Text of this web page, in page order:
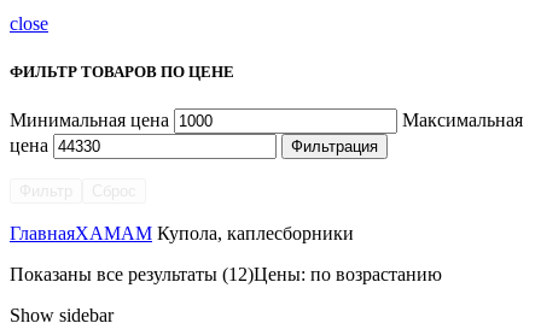
close
ФИЛЬТР ТОВАРОВ ПО ЦЕНЕ
Минимальная цена
Максимальная
цена
Фильтрация
ГлавнаяХАМАМ Купола, каплесборники
Показаны все результаты (12)Цены: по возрастанию
Show sidebar